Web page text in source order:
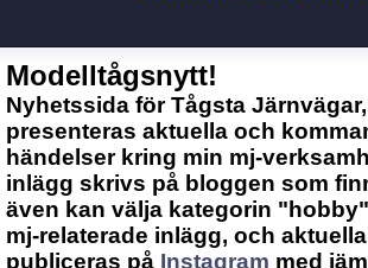
Modelltågsnytt!
Nyhetssida för Tågsta
presenteras aktuella och
händelser kring min mj-
inlägg skrivs på bloggen som
även kan välja kategorin
mj-relaterade inlägg, och
publiceras på Instagram med